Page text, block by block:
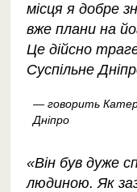
місця я добре
вже плани на
Це дійсно
Суспільне
— говорить
Дніпро
«Він був дуже
людиною. Як